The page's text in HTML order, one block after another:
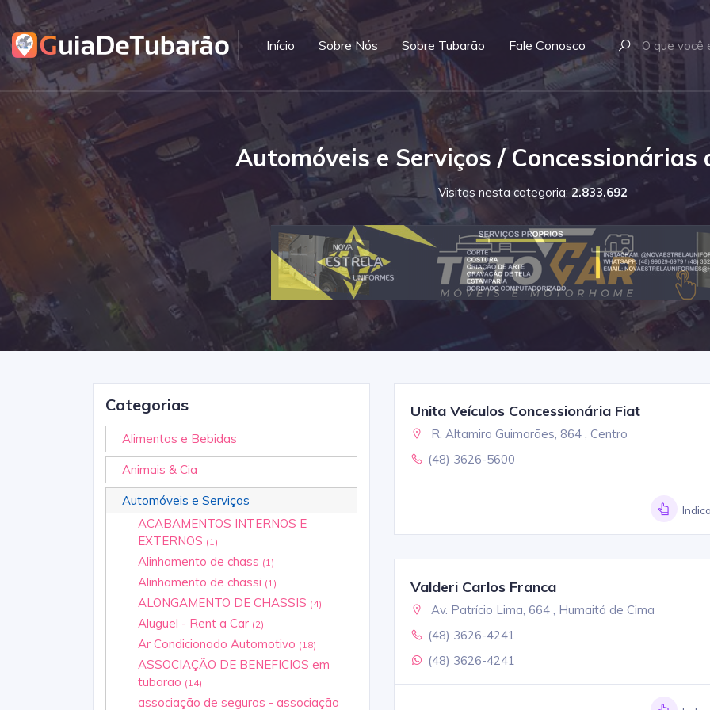
Início Sobre Nós Sobre Tubarão Fale Conosco
Automóveis e Serviços / Concessionárias‎
Visitas nesta categoria: 2.833.692
Categorias
Alimentos e Bebidas
Animais & Cia
Automóveis e Serviços
ACABAMENTOS INTERNOS E
EXTERNOS (1)
Alinhamento de chass (1)
Alinhamento de chassi (1)
ALONGAMENTO DE CHASSIS (4)
Aluguel - Rent a Car (2)
Ar Condicionado Automotivo (18)
ASSOCIAÇÃO DE BENEFICIOS em
tubarao (14)
associação de seguros - associação
Unita Veículos Concessionária Fiat
R. Altamiro Guimarães, 864 , Centro
(48) 3626-5600
Valderi Carlos Franca
Av. Patrício Lima, 664 , Humaitá de Cima
(48) 3626-4241
(48) 3626-4241